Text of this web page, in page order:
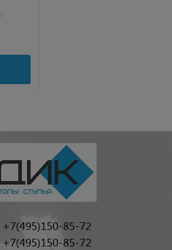
+7(495)150-85-72
+7(495)150-85-72